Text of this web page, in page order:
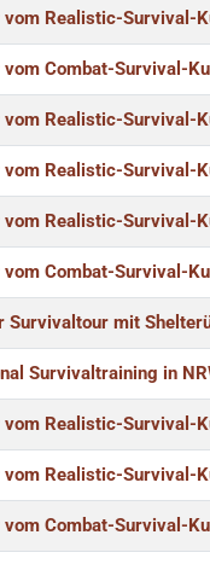
Erstellungsdatum
vom Realistic-Survival-
vom Combat-Survival-
vom Realistic-Survival-
vom Realistic-Survival-
vom Realistic-Survival-
vom Combat-Survival-
Survivaltour mit
Survivaltraining in
vom Realistic-Survival-
vom Realistic-Survival-
vom Combat-Survival-